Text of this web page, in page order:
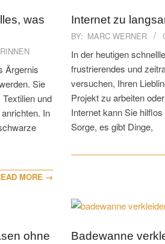
was
Ärgernis
Sie
und
In
MORE →
Internet zu
2023-
18
BY: MARC WERNER
In der heutigen
frustrierendes und
versuchen, Ihren
Projekt zu arbeiten
Internet kann Sie
Sorge, es gibt Dinge,
ohne
Badewanne